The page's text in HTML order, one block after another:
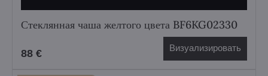
Стеклянная чаша желтого цвета BF6KG02330
88 € Визуализировать